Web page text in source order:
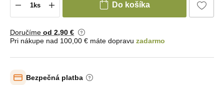
Do košíka
Doručíme od 2,90 €
Pri nákupe nad 100,00 € máte dopravu zadarmo
Bezpečná platba